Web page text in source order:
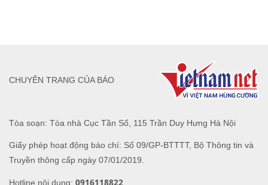
Tòa soạn: Tòa nhà Cục Tần Số, 115 Trần Duy Hưng Hà Nội
Giấy phép hoạt động báo chí: Số 09/GP-BTTTT, Bộ Thông tin và
Truyền thông cấp ngày 07/01/2019.
Hotline nội dung: 0916118822
CHUYÊN TRANG CỦA BÁO